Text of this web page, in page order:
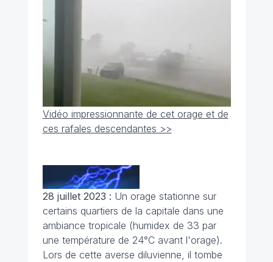
Vidéo impressionnante de cet orage et de
ces rafales descendantes >>
28 juillet 2023 : Un orage stationne sur
certains quartiers de la capitale dans une
ambiance tropicale (humidex de 33 par
une température de 24°C avant l'orage).
Lors de cette averse diluvienne, il tombe